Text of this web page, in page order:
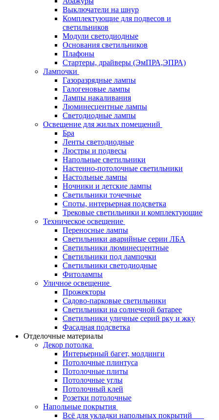
Выключатели на шнур
Комплектующие для подвесов и
светильников
Модули светодиодные
Основания светильников
Плафоны
Стартеры, драйверы (ЭмПРА,ЭПРА)
Лампочки
Газоразрядные лампы
Галогеновые лампы
Лампы накаливания
Люминесцентные лампы
Светодиодные лампы
Освещение для жилых помещений
Бра
Ленты светодиодные
Люстры и подвесы
Напольные светильники
Настенно-потолочные светильники
Настольные лампы
Ночники и детские лампы
Светильники точечные
Споты, интерьерная подсветка
Трековые светильники и комплектующие
Техническое освещение
Переносные лампы
Светильники аварийные серии ЛБА
Светильники люминесцентные
Светильники под лампочки
Светильники светодиодные
Фитолампы
Уличное освещение
Прожекторы
Садово-парковые светильники
Светильники на солнечной батарее
Светильники уличные серий рку и жку
Фасадная подсветка
Отделочные материалы
Декор потолка
Интерьерный багет, молдинги
Потолочные плинтуса
Потолочные плиты
Потолочные углы
Потолочный клей
Розетки потолочные
Напольные покрытия
Всё для укладки напольных покрытий